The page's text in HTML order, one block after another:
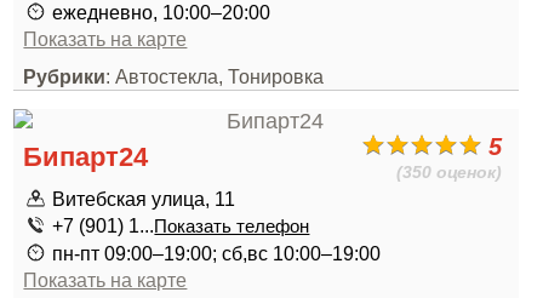
ежедневно, 10:00–20:00
Показать на карте
Рубрики: Автостекла, Тонировка
5
(350 оценок)
Бипарт24
Витебская улица, 11
+7 (901) 1...Показать телефон
пн-пт 09:00–19:00; сб,вс 10:00–19:00
Показать на карте